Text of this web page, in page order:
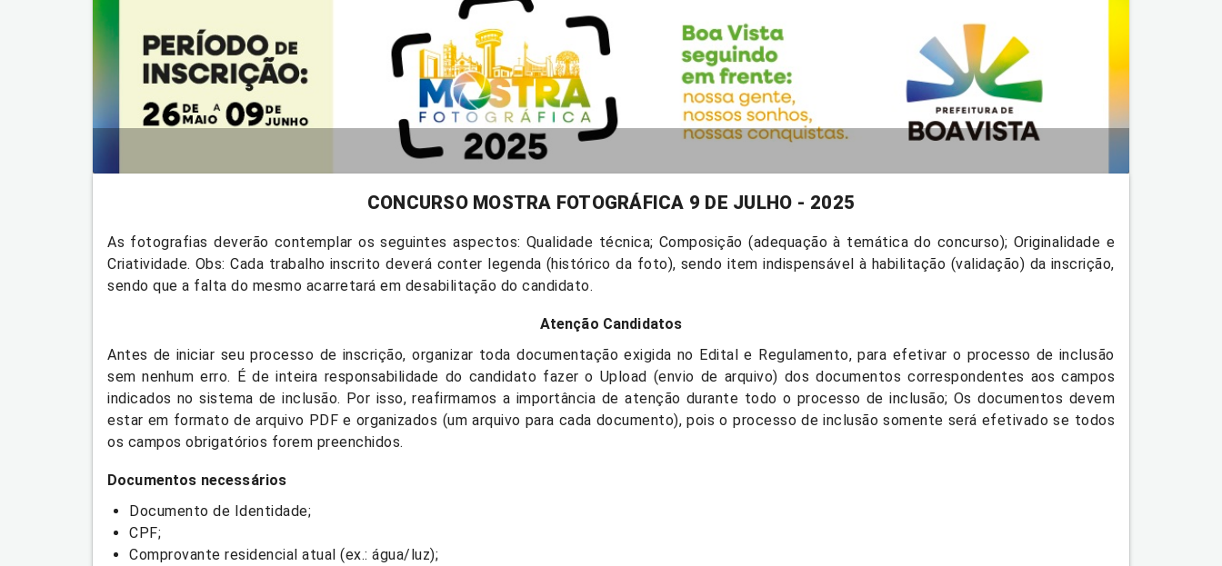
CONCURSO MOSTRA FOTOGRÁFICA 9 DE JULHO - 2025
As fotografias deverão contemplar os seguintes aspectos: Qualidade técnica; Composição (adequação à temática do concurso); Originalidade e
Criatividade. Obs: Cada trabalho inscrito deverá conter legenda (histórico da foto), sendo item indispensável à habilitação (validação) da inscrição,
sendo que a falta do mesmo acarretará em desabilitação do candidato.
Atenção Candidatos
Antes de iniciar seu processo de inscrição, organizar toda documentação exigida no Edital e Regulamento, para efetivar o processo de inclusão
sem nenhum erro. É de inteira responsabilidade do candidato fazer o Upload (envio de arquivo) dos documentos correspondentes aos campos
indicados no sistema de inclusão. Por isso, reafirmamos a importância de atenção durante todo o processo de inclusão; Os documentos devem
estar em formato de arquivo PDF e organizados (um arquivo para cada documento), pois o processo de inclusão somente será efetivado se todos
os campos obrigatórios forem preenchidos.
Documentos necessários
Documento de Identidade;
CPF;
Comprovante residencial atual (ex.: água/luz);